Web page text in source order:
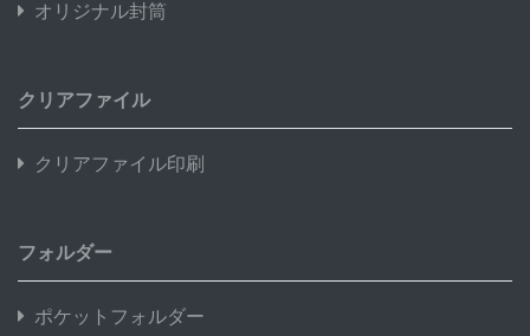
オリジナル封筒
クリアファイル
クリアファイル印刷
フォルダー
ポケットフォルダー